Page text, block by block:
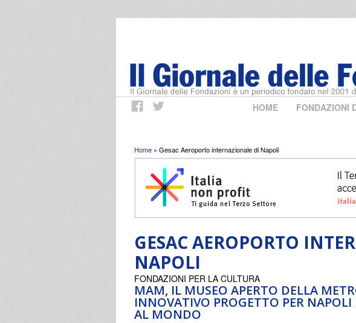
HOME FONDAZIONI
Tu sei qui
Home » Gesac Aeroporto internazionale di Napoli
GESAC AEROPORTO
NAPOLI
MAM, IL MUSEO APERTO DELLA
INNOVATIVO PROGETTO PER
AL MONDO
FONDAZIONI PER LA CULTURA